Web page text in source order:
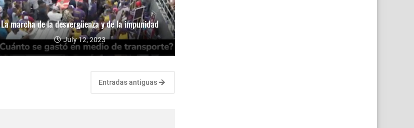
La marcha de la desvergüenza y de la impunidad
July 12, 2023
Entradas antiguas